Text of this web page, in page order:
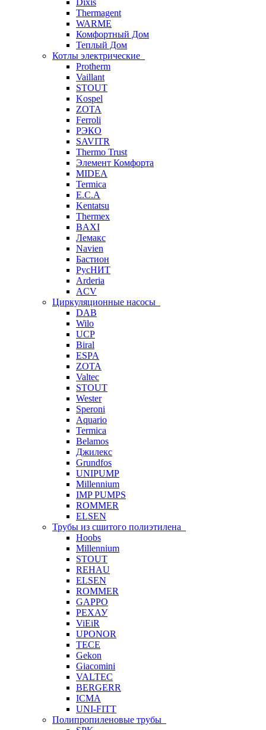
Dixis
Thermagent
WARME
Комфортный Дом
Теплый Дом
Котлы электрические
Protherm
Vaillant
STOUT
Kospel
ZOTA
Ferroli
РЭКО
SAVITR
Thermo Trust
Элемент Комфорта
MIDEA
Termica
E.C.A
Kentatsu
Thermex
BAXI
Лемакс
Navien
Бастион
РусНИТ
Arderia
ACV
Циркуляционные насосы
DAB
Wilo
UCP
Biral
ESPA
ZOTA
Valtec
STOUT
Wester
Speroni
Aquario
Termica
Belamos
Джилекс
Grundfos
UNIPUMP
Millennium
IMP PUMPS
ROMMER
ELSEN
Трубы из сшитого полиэтилена
Hoobs
Millennium
STOUT
REHAU
ELSEN
ROMMER
GAPPO
РЕХАУ
ViEiR
UPONOR
TECE
Gekon
Giacomini
VALTEC
BERGERR
ICMA
UNI-FITT
Полипропиленовые трубы